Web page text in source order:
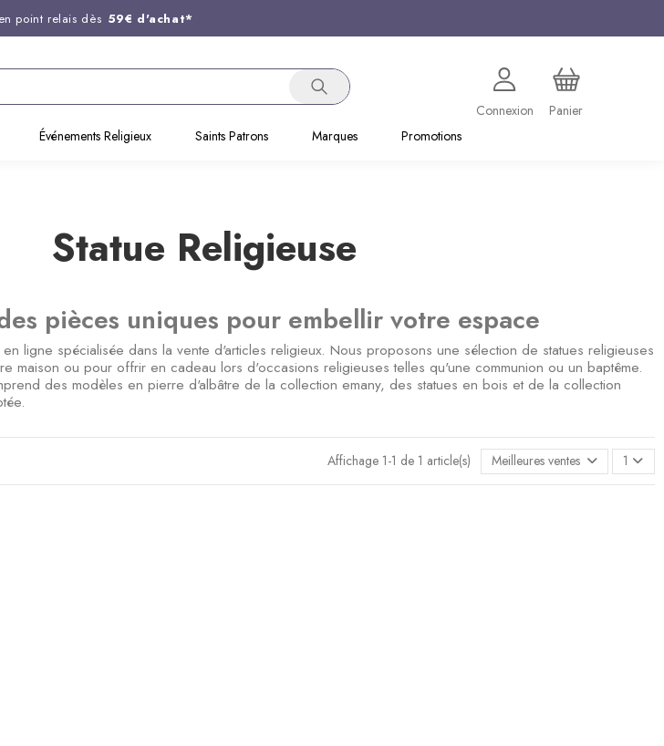
point relais dès 59€ d'achat*
au
expédition le jour même !
Connexion
Panier
Événements Religieux Saints Patrons Marques Promotions
Statue Religieuse
pièces uniques pour embellir votre espace
ligne spécialisée dans la vente d'articles religieux. Nous proposons une sélection de statues religieuses
maison ou pour offrir en cadeau lors d'occasions religieuses telles qu'une communion ou un baptême.
des modèles en pierre d'albâtre de la collection emany, des statues en bois et de la collection
Affichage 1-1 de 1 article(s) Meilleures ventes en premier
1